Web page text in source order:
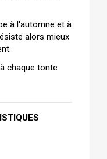
à l'automne et à
alors mieux
chaque tonte.